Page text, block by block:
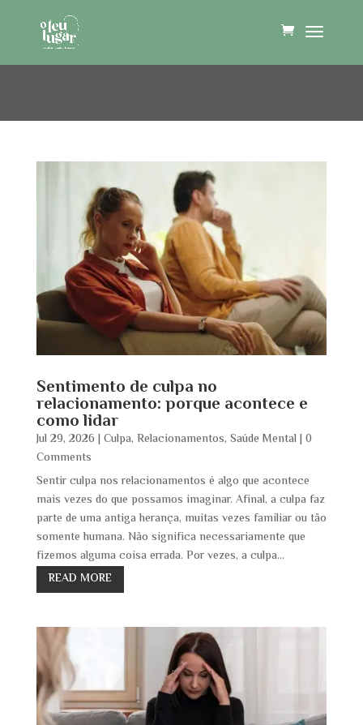
Saúde Mental
Sentimento de culpa no
relacionamento: porque acontece e
como lidar
Jul 29, 2026 | Culpa, Relacionamentos, Saúde Mental | 0
Comments
Sentir culpa nos relacionamentos é algo que acontece
mais vezes do que possamos imaginar. Afinal, a culpa faz
parte de uma antiga herança, muitas vezes familiar ou tão
somente humana. Não significa necessariamente que
fizemos alguma coisa errada. Por vezes, a culpa...
READ MORE